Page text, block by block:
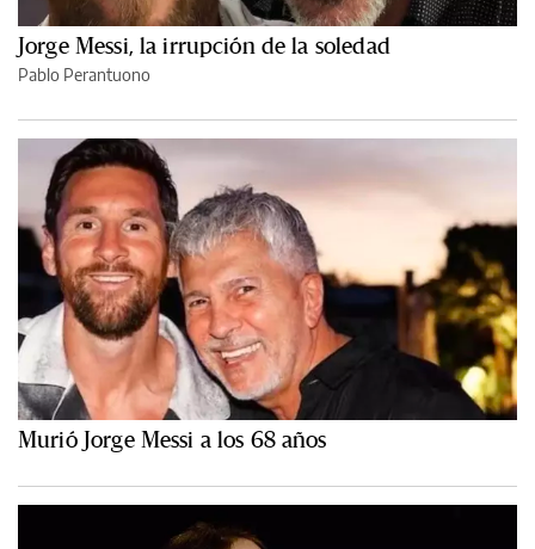
Jorge Messi, la irrupción de la soledad
Pablo Perantuono
Murió Jorge Messi a los 68 años